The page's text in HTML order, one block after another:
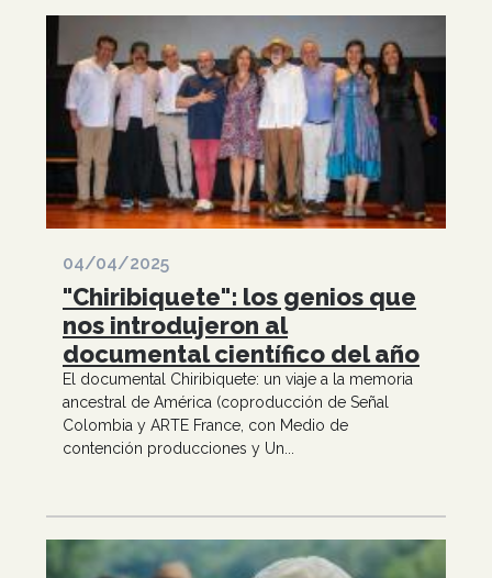
04/04/2025
"Chiribiquete": los genios que
nos introdujeron al
documental científico del año
El documental Chiribiquete: un viaje a la memoria
ancestral de América (coproducción de Señal
Colombia y ARTE France, con Medio de
contención producciones y Un...